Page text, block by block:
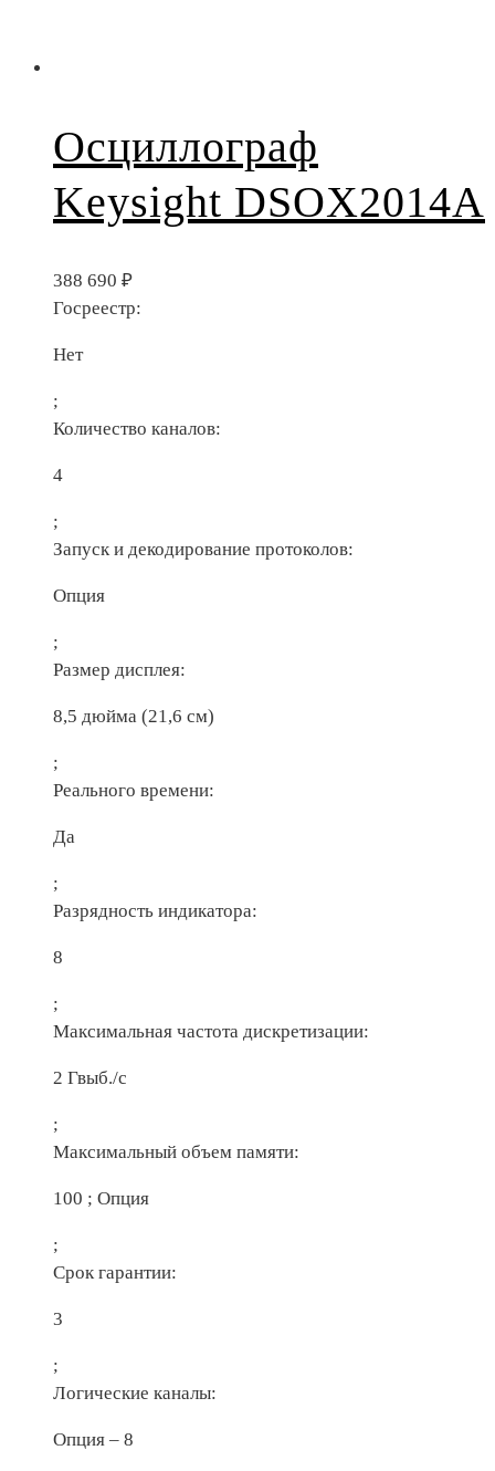
Осциллограф
Keysight DSOX2014A
388 690 ₽
Госреестр:
Нет
;
Количество каналов:
4
;
Запуск и декодирование протоколов:
Опция
;
Размер дисплея:
8,5 дюйма (21,6 см)
;
Реального времени:
Да
;
Разрядность индикатора:
8
;
Максимальная частота дискретизации:
2 Гвыб./с
;
Максимальный объем памяти:
100 ; Опция
;
Срок гарантии:
3
;
Логические каналы:
Опция – 8